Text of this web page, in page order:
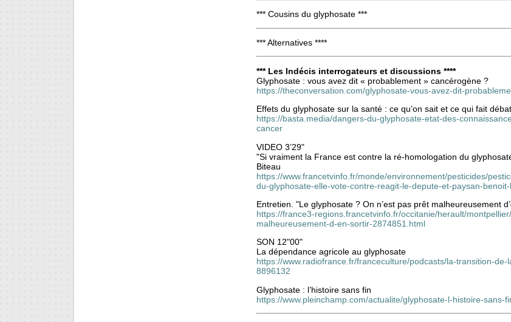
*** Cousins du glyphosate ***
*** Alternatives ****
*** Les Indécis interrogateurs et discussions ****
Glyphosate : vous avez dit « probablement » cancérogène ?
https://theconversation.com/glyphosate-vous-avez-dit-
Effets du glyphosate sur la santé : ce qu’on sait et ce qui fait débat
https://basta.media/dangers-du-glyphosate-etat-des-
cancer
VIDEO 3’29"
"Si vraiment la France est contre la ré-homologation du
Biteau
https://www.francetvinfo.fr/monde/environnement/pesticides/
du-glyphosate-elle-vote-contre-reagit-le-depute-et-paysan-
Entretien. "Le glyphosate ? On n’est pas prêt malheureusement
https://france3-regions.francetvinfo.fr/occitanie/herault/
malheureusement-d-en-sortir-2874851.html
SON 12"00"
La dépendance agricole au glyphosate
https://www.radiofrance.fr/franceculture/podcasts/la-transition-
8896132
Glyphosate : l’histoire sans fin
https://www.pleinchamp.com/actualite/glyphosate-l-histoire-sans-